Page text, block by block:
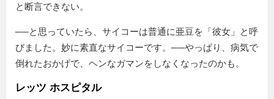
と断言できない。
──と思っていたら、サイコーは普通に亜豆を 彼女
と呼
びました。妙に素直なサイコーです。──やっぱり、病気で
倒れたおかげで、ヘンなガマンをしなくなったのかも。
レッツ ホスピタル